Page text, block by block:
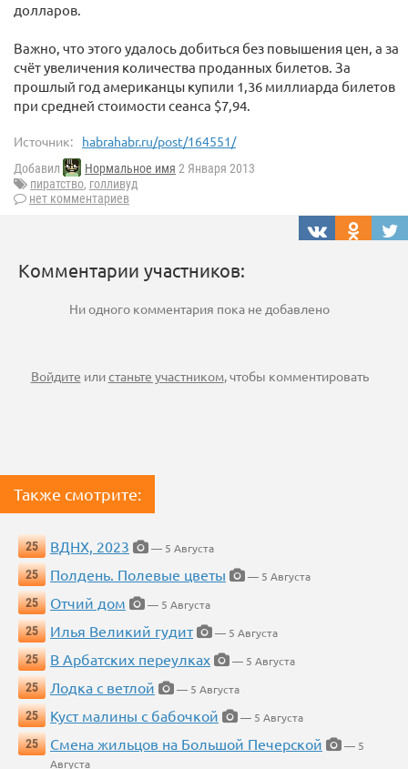
долларов.
Важно, что этого удалось добиться без повышения цен, а за
счёт увеличения количества проданных билетов. За
прошлый год американцы купили 1,36 миллиарда билетов
при средней стоимости сеанса $7,94.
Источник: habrahabr.ru/post/164551/
Добавил Нормальное имя 2 Января 2013
пиратство, голливуд
нет комментариев
Комментарии участников:
Ни одного комментария пока не добавлено
Войдите илистаньте участником, чтобы комментировать
Также смотрите:
25 ВДНХ, 2023
— 5 Августа
25
Полдень. Полевые цветы
— 5 Августа
25
Отчий дом
— 5 Августа
25
Илья Великий гудит
— 5 Августа
25
В Арбатских переулках
— 5 Августа
25
Лодка с ветлой
— 5 Августа
25
Куст малины с бабочкой
— 5 Августа
25
Смена жильцов на Большой Печерской
— 5
Августа